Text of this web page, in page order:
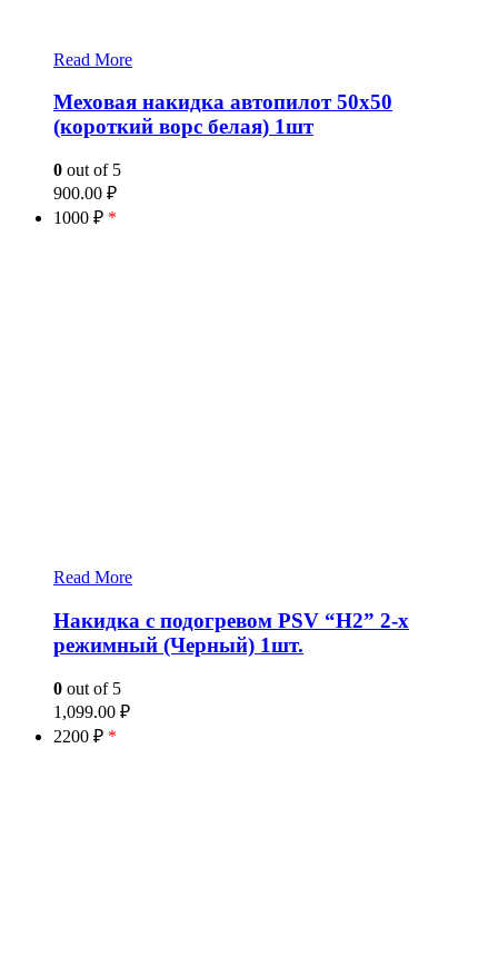
Read More
Меховая накидка автопилот 50х50
(короткий ворс белая) 1шт
0 out of 5
900.00 ₽
1000 ₽ *
Read More
Накидка с подогревом PSV “H2” 2-х
режимный (Черный) 1шт.
0 out of 5
1,099.00 ₽
2200 ₽ *